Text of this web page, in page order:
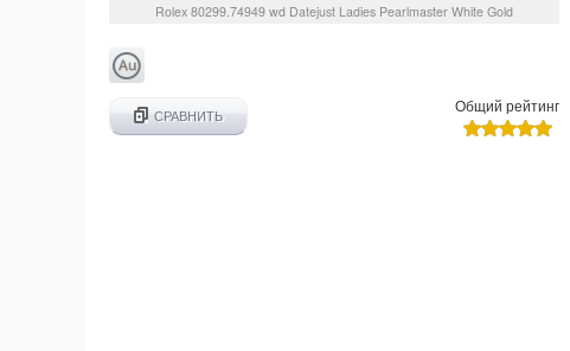
Rolex 80299.74949 wd Datejust Ladies Pearlmaster White Gold
СРАВНИТЬ
Общий рейтинг